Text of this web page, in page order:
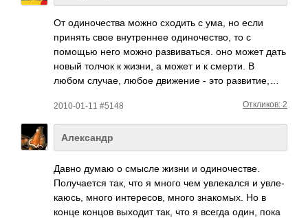
От один­очес­тва можно сходить с ума, но если
принять свое внут­реннее один­очес­тво, то с
помощью него можно разв­иват­ься. оно может дать
новый толчок к жизни, а может и к смерти. В
любом случае, любое движ­ение - это разв­итие,…
2010-01-11 #5148 Откликов: 2
Александр
Давно думаю о смысле жизни и один­очес­тве.
Полу­чается так, что я много чем увле­кался и увле­
каюсь, много инте­ресов, много знак­омых. Но в
конце концов выходит так, что я всегда один, пока